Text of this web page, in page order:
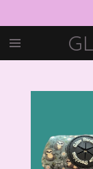
Hauptinhalt
springen